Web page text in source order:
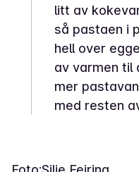
litt av
så pastaen i
hell over
av varmen til
mer
med resten